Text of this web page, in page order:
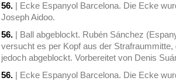
56. | Ecke Espanyol Barcelona. Die Ecke
Joseph Aidoo.
56. | Ball abgeblockt. Rubén Sánchez
versucht es per Kopf aus der
jedoch abgeblockt. Vorbereitet von Denis
56. | Ecke Espanyol Barcelona. Die Ecke